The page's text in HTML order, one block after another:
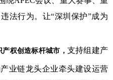
法行为。让“深圳保护”成为
产权创造标杆城市， 支持组建产
业链龙头企业牵头建设运营